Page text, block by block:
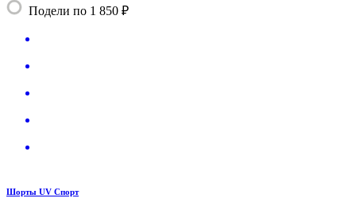
Подели по 1 850 ₽
Шорты UV Спорт